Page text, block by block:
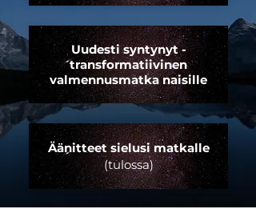
Uudesti syntynyt -
transformatiivinen
valmennusmatka naisille
Äänitteet sielusi matkalle
(tulossa)